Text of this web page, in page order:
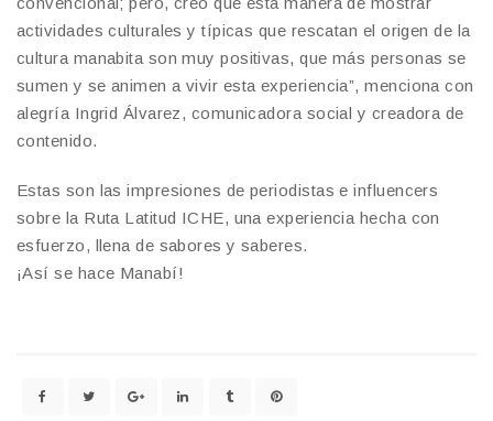
actividades culturales y típicas que rescatan el origen de la
cultura manabita son muy positivas, que más personas se
sumen y se animen a vivir esta experiencia”, menciona con
alegría Ingrid Álvarez, comunicadora social y creadora de
contenido.
Estas son las impresiones de periodistas e influencers
sobre la Ruta Latitud ICHE, una experiencia hecha con
esfuerzo, llena de sabores y saberes.
¡Así se hace Manabí!